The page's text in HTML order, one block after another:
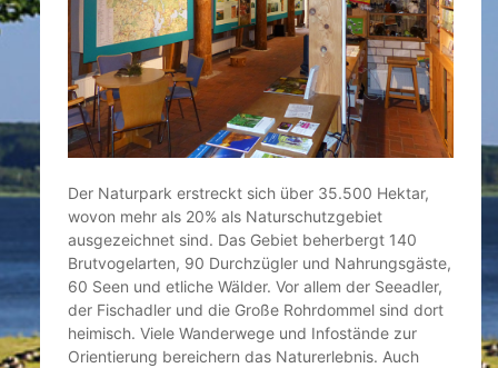
Der Naturpark erstreckt sich über 35.500 Hektar,
wovon mehr als 20% als Naturschutzgebiet
ausgezeichnet sind. Das Gebiet beherbergt 140
Brutvogelarten, 90 Durchzügler und Nahrungsgäste,
60 Seen und etliche Wälder. Vor allem der Seeadler,
der Fischadler und die Große Rohrdommel sind dort
heimisch. Viele Wanderwege und Infostände zur
Orientierung bereichern das Naturerlebnis. Auch